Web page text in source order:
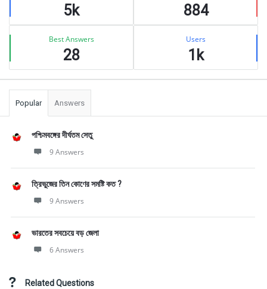
5k 884
Best Answers
28
Users
1k
Popular Answers
পশ্চিমবঙ্গের দীর্ঘতম সেতু
9 Answers
ত্রিভুজের তিন কোণের সমষ্টি কত ?
9 Answers
ভারতের সবচেয়ে বড় জেলা
6 Answers
Related Questions